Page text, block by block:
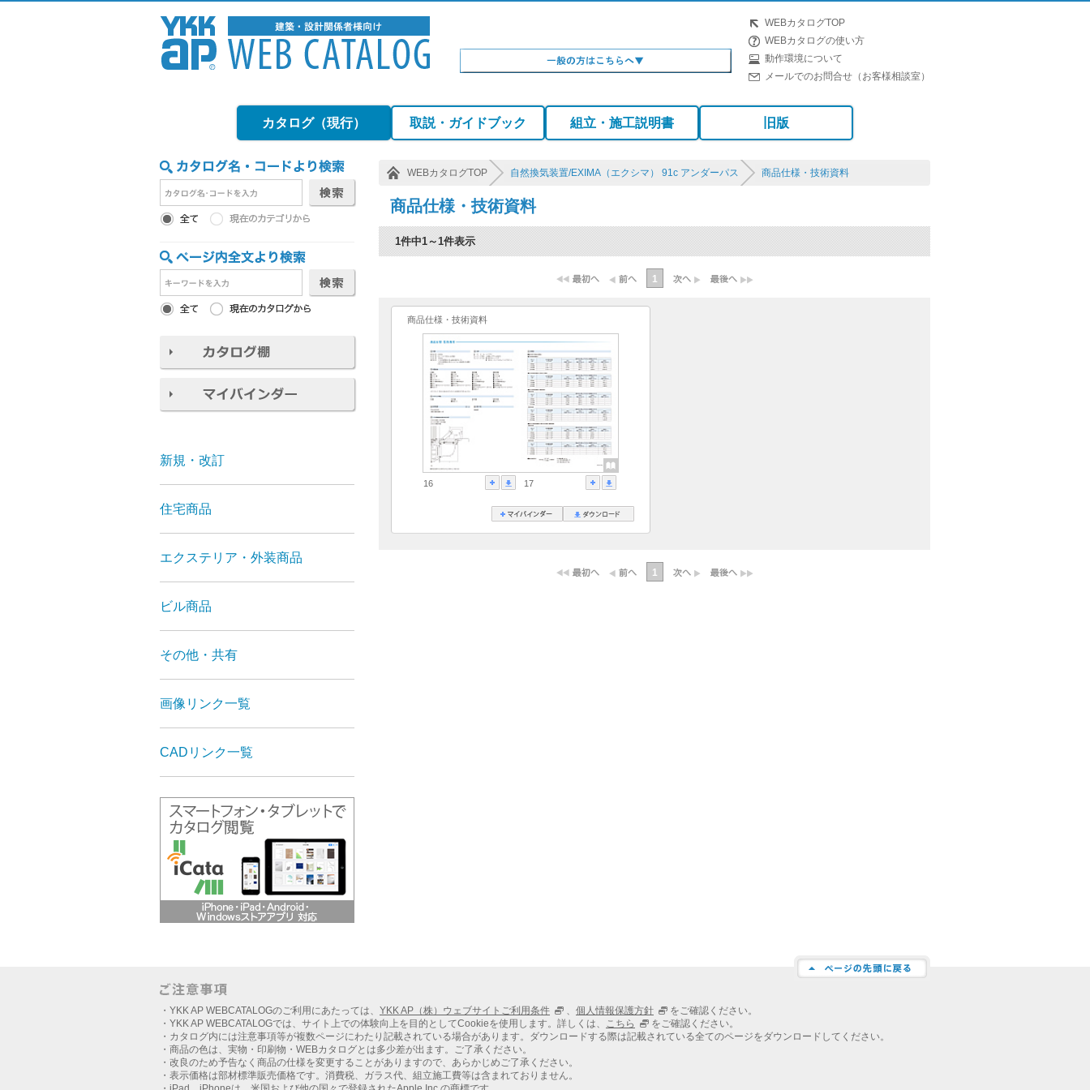
WEBカタログTOP
WEBカタログの使い方
動作環境について
メールでのお問合せ（お客様相談室）
カタログ（現行） 取説・ガイドブック 組立・施工説明書 旧版
WEBカタログTOP 自然換気装置/EXIMA（エクシマ） 91c アンダーパス 商品仕様・技術資料
商品仕様・技術資料
1件中1～1件表示
1
商品仕様・技術資料
16 17
1
新規・改訂
住宅商品
エクステリア・外装商品
ビル商品
その他・共有
画像リンク一覧
CADリンク一覧
・YKK AP WEBCATALOGのご利用にあたっては、 YKK AP（株）ウェブサイトご利用条件 、 個人情報保護方針
をご確認ください。
・YKK AP WEBCATALOGでは、サイト上での体験向上を目的としてCookieを使用します。詳しくは、 こちら
をご確認ください。
・カタログ内には注意事項等が複数ページにわたり記載されている場合があります。ダウンロードする際は記載されている全てのページをダウンロードしてください。
・商品の色は、実物・印刷物・WEBカタログとは多少差が出ます。ご了承ください。
・改良のため予告なく商品の仕様を変更することがありますので、あらかじめご了承ください。
・表示価格は部材標準販売価格です。消費税、ガラス代、組立施工費等は含まれておりません。